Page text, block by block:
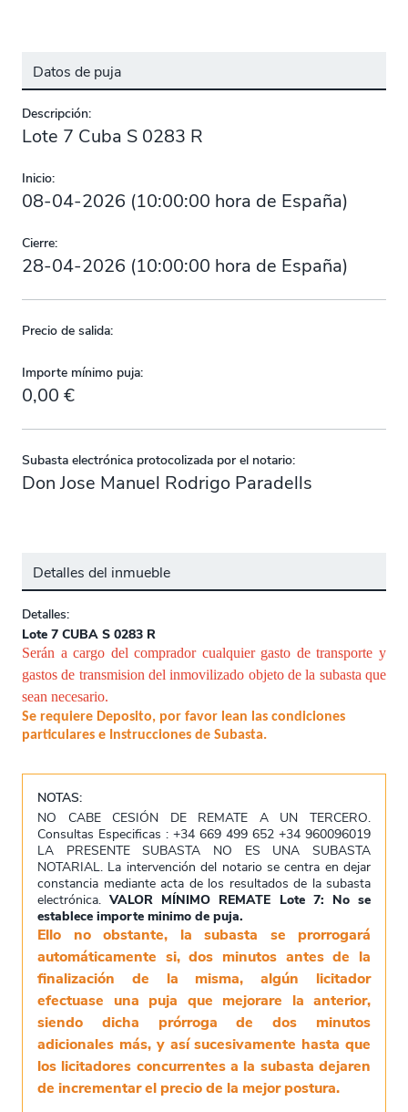
Datos de puja
Descripción:
Lote 7 Cuba S 0283 R
Inicio:
08-04-2026 (10:00:00 hora de España)
Cierre:
28-04-2026 (10:00:00 hora de España)
Precio de salida:
Importe mínimo puja:
0,00 €
Subasta electrónica protocolizada por el notario:
Don Jose Manuel Rodrigo Paradells
Detalles del inmueble
Detalles:
Lote 7 CUBA S 0283 R
Serán a cargo del comprador cualquier gasto de transporte y
gastos de transmision del inmovilizado objeto de la subasta que
sean necesario.
Se requiere Deposito, por favor lean las condiciones
particulares e Instrucciones de Subasta.
NOTAS:
NO CABE CESIÓN DE REMATE A UN TERCERO.
Consultas Especificas : +34 669 499 652 +34 960096019
LA PRESENTE SUBASTA NO ES UNA SUBASTA
NOTARIAL. La intervención del notario se centra en dejar
constancia mediante acta de los resultados de la subasta
electrónica.VALOR MÍNIMO REMATE Lote 7: No se
establece importe minimo de puja.
Ello no obstante, la subasta se prorrogará
automáticamente si, dos minutos antes de la
finalización de la misma, algún licitador
efectuase una puja que mejorare la anterior,
siendo dicha prórroga de dos minutos
adicionales más, y así sucesivamente hasta que
los licitadores concurrentes a la subasta dejaren
de incrementar el precio de la mejor postura.